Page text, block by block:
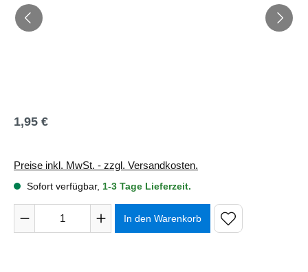
Regulärer Preis:
1,95 €
Preise inkl. MwSt. - zzgl. Versandkosten.
Sofort verfügbar, 1-3 Tage Lieferzeit.
Produkt Anzahl: Gib den gewünschten Wert ein oder
In den Warenkorb